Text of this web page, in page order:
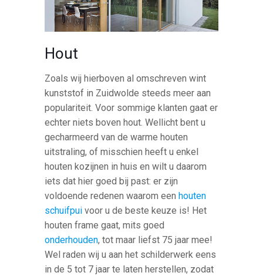
Hout
Zoals wij hierboven al omschreven wint
kunststof in Zuidwolde steeds meer aan
populariteit. Voor sommige klanten gaat er
echter niets boven hout. Wellicht bent u
gecharmeerd van de warme houten
uitstraling, of misschien heeft u enkel
houten kozijnen in huis en wilt u daarom
iets dat hier goed bij past: er zijn
voldoende redenen waarom een houten
schuifpui voor u de beste keuze is! Het
houten frame gaat, mits goed
onderhouden, tot maar liefst 75 jaar mee!
Wel raden wij u aan het schilderwerk eens
in de 5 tot 7 jaar te laten herstellen, zodat